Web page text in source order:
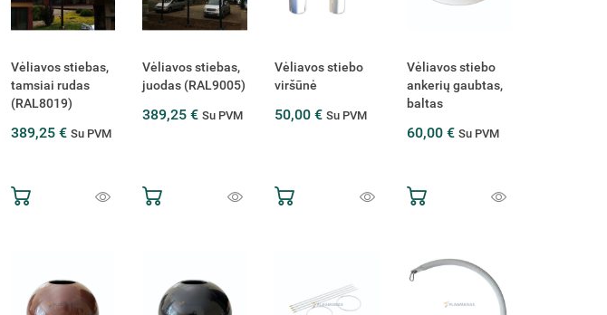
Vėliavos stiebas,
tamsiai rudas
(RAL8019)
389,25 € Su PVM
Vėliavos stiebas,
juodas (RAL9005)
389,25 €Su PVM
Vėliavos stiebo
viršūnė
50,00 €Su PVM
Vėliavos stiebo
ankerių gaubtas,
baltas
60,00 € Su PVM